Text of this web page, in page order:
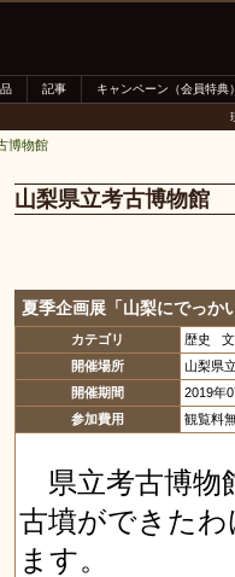
記事 キャンペーン（会員特典
博物館
山梨県立考古博物館
夏季企画展「山梨にでっか
カテゴリ
歴史
開催場所
山梨県
開催期間
2019年
参加費用
観覧料
県立考古博物
古墳ができた
ます。